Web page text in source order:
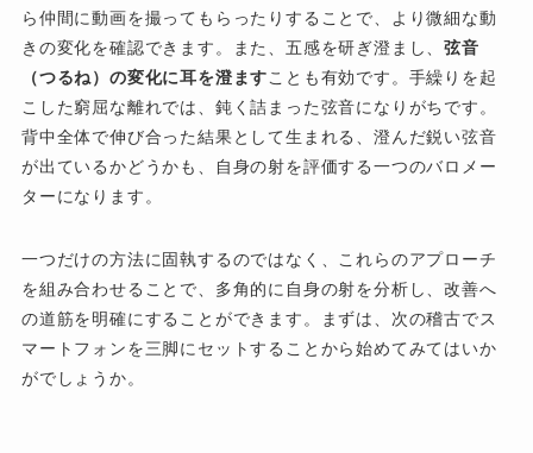
ら仲間に動画を撮ってもらったりすることで、より微細な動
きの変化を確認できます。また、五感を研ぎ澄まし、弦音
（つるね）の変化に耳を澄ますことも有効です。手繰りを起
こした窮屈な離れでは、鈍く詰まった弦音になりがちです。
背中全体で伸び合った結果として生まれる、澄んだ鋭い弦音
が出ているかどうかも、自身の射を評価する一つのバロメー
ターになります。
一つだけの方法に固執するのではなく、これらのアプローチ
を組み合わせることで、多角的に自身の射を分析し、改善へ
の道筋を明確にすることができます。まずは、次の稽古でス
マートフォンを三脚にセットすることから始めてみてはいか
がでしょうか。